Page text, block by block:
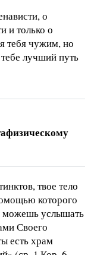
о
и только о
тебя чужим, но
лучший путь
твое тело
которого
можешь услышать
Своего
есть храм